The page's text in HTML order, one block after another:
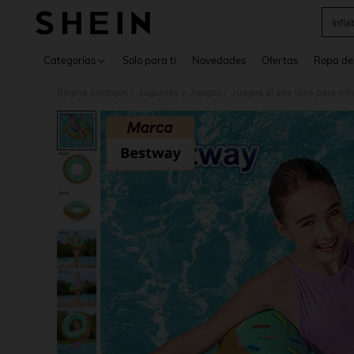
Categorías Solo para ti Novedades Ofertas Ropa